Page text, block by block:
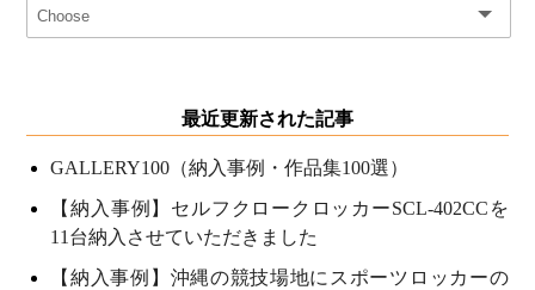
最近更新された記事
GALLERY100（納入事例・作品集100選）
【納入事例】セルフクロークロッカーSCL-402CCを
11台納入させていただきました
【納入事例】沖縄の競技場地にスポーツロッカーの